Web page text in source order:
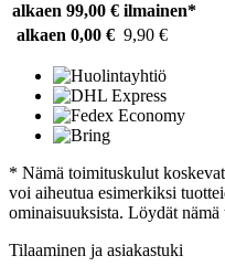
alkaen 99,00 € ilmainen*
alkaen 0,00 € 9,90 €
* Nämä toimituskulut
voi aiheutua esimerkiksi
ominaisuuksista. Löydät nämä
Tilaaminen ja asiakastuki